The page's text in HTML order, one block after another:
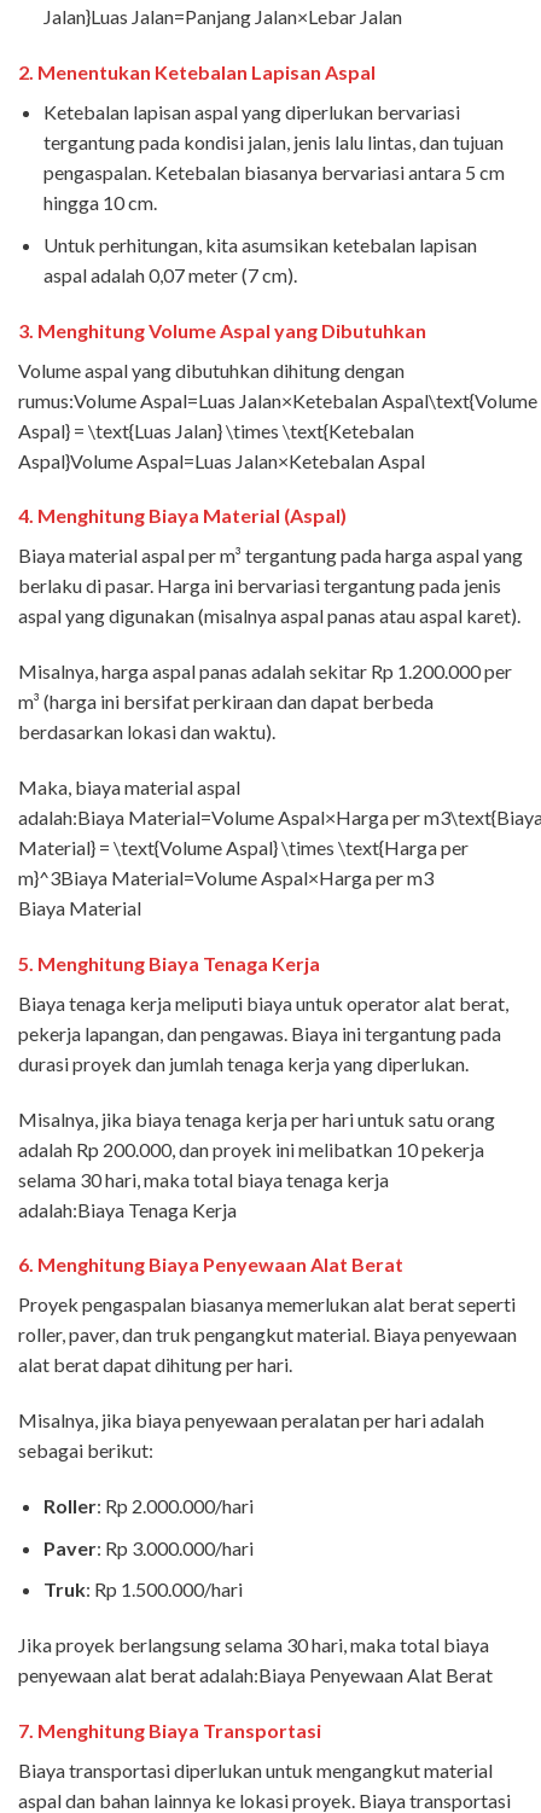
Jalan}Luas Jalan=Panjang Jalan×Lebar Jalan
2. Menentukan Ketebalan Lapisan Aspal
Ketebalan lapisan aspal yang diperlukan bervariasi
tergantung pada kondisi jalan, jenis lalu lintas, dan tujuan
pengaspalan. Ketebalan biasanya bervariasi antara 5 cm
hingga 10 cm.
Untuk perhitungan, kita asumsikan ketebalan lapisan
aspal adalah 0,07 meter (7 cm).
3. Menghitung Volume Aspal yang Dibutuhkan
Volume aspal yang dibutuhkan dihitung dengan
rumus:Volume Aspal=Luas Jalan×Ketebalan Aspal\text{Volume
Aspal} = \text{Luas Jalan} \times \text{Ketebalan
Aspal}Volume Aspal=Luas Jalan×Ketebalan Aspal
4. Menghitung Biaya Material (Aspal)
Biaya material aspal per m³ tergantung pada harga aspal yang
berlaku di pasar. Harga ini bervariasi tergantung pada jenis
aspal yang digunakan (misalnya aspal panas atau aspal karet).
Misalnya, harga aspal panas adalah sekitar Rp 1.200.000 per
m³ (harga ini bersifat perkiraan dan dapat berbeda
berdasarkan lokasi dan waktu).
Maka, biaya material aspal
adalah:Biaya Material=Volume Aspal×Harga per
Material} = \text{Volume Aspal} \times \text{Harga per
m}^3Biaya Material=Volume Aspal×Harga per m3
Biaya Material
5. Menghitung Biaya Tenaga Kerja
Biaya tenaga kerja meliputi biaya untuk operator alat berat,
pekerja lapangan, dan pengawas. Biaya ini tergantung pada
durasi proyek dan jumlah tenaga kerja yang diperlukan.
Misalnya, jika biaya tenaga kerja per hari untuk satu orang
adalah Rp 200.000, dan proyek ini melibatkan 10 pekerja
selama 30 hari, maka total biaya tenaga kerja
adalah:Biaya Tenaga Kerja
6. Menghitung Biaya Penyewaan Alat Berat
Proyek pengaspalan biasanya memerlukan alat berat seperti
roller, paver, dan truk pengangkut material. Biaya penyewaan
alat berat dapat dihitung per hari.
Misalnya, jika biaya penyewaan peralatan per hari adalah
sebagai berikut:
Roller: Rp 2.000.000/hari
Paver: Rp 3.000.000/hari
Truk: Rp 1.500.000/hari
Jika proyek berlangsung selama 30 hari, maka total biaya
penyewaan alat berat adalah:Biaya Penyewaan Alat Berat
7. Menghitung Biaya Transportasi
Biaya transportasi diperlukan untuk mengangkut material
aspal dan bahan lainnya ke lokasi proyek. Biaya transportasi